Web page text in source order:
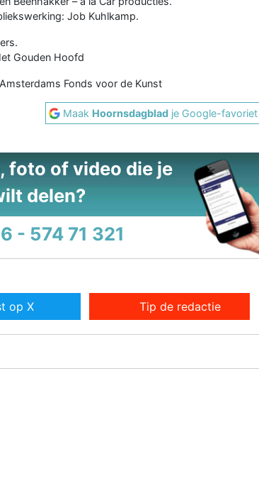
Job Kuhlkamp.
Gouden Hoofd
Fonds voor de Kunst
Maak Hoornsdagblad je Google-favoriet
foto of video die je
delen?
- 574 71 321
op X Tip de redactie